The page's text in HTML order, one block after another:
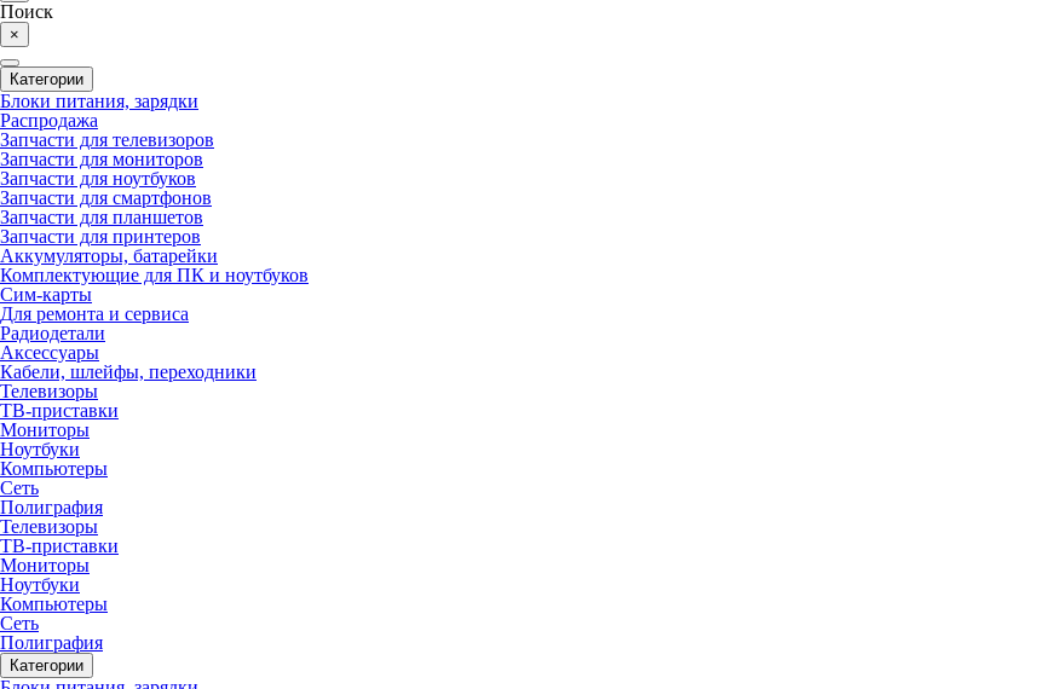
Поиск
×
Категории
Блоки питания, зарядки
Распродажа
Запчасти для телевизоров
Запчасти для мониторов
Запчасти для ноутбуков
Запчасти для смартфонов
Запчасти для планшетов
Запчасти для принтеров
Аккумуляторы, батарейки
Комплектующие для ПК и ноутбуков
Сим-карты
Для ремонта и сервиса
Радиодетали
Аксессуары
Кабели, шлейфы, переходники
Телевизоры
ТВ-приставки
Мониторы
Ноутбуки
Компьютеры
Сеть
Полиграфия
Телевизоры
ТВ-приставки
Мониторы
Ноутбуки
Компьютеры
Сеть
Полиграфия
Категории